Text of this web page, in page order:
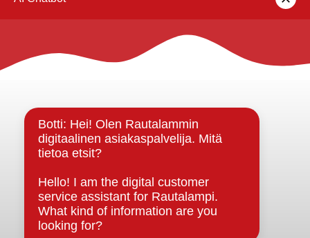
Rautalammin kunta
Strategiat, ohjelmat, ohjeet, suunnitelmat, säännöt ja
sopimukset
Asiakirjajulkisuuskuvaus
Evästeet
Saavutettavuusseloste
Tietosuoja